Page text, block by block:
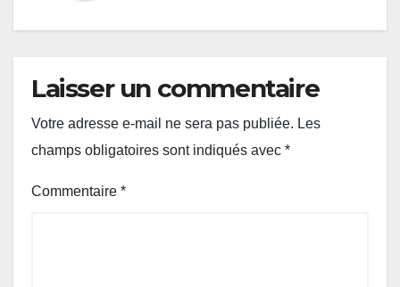
Laisser un commentaire
Votre adresse e-mail ne sera pas publiée. Les
champs obligatoires sont indiqués avec *
Commentaire *